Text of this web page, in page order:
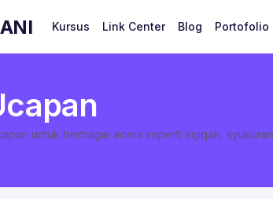
Kursus Link Center Blog Portofolio
untuk berbagai acara seperti aqiqah,